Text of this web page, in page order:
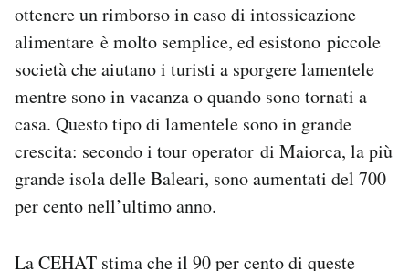
ottenere un rimborso in caso di intossicazione
alimentare è molto semplice, ed esistono piccole
società che aiutano i turisti a sporgere lamentele
mentre sono in vacanza o quando sono tornati a
casa. Questo tipo di lamentele sono in grande
crescita: secondo i tour operator di Maiorca, la più
grande isola delle Baleari, sono aumentati del 700
per cento nell’ultimo anno.
La CEHAT stima che il 90 per cento di queste